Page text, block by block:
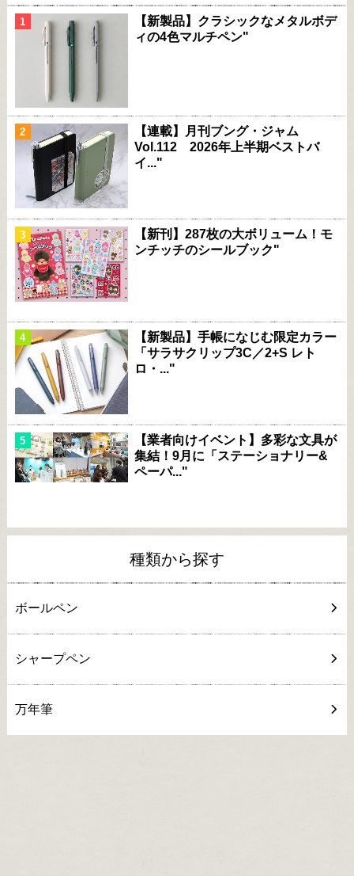
【新製品】クラシックなメタルボデ
ィの4色マルチペン"
【連載】月刊ブング・ジャム
Vol.112 2026年上半期ベストバ
イ..."
【新刊】287枚の大ボリューム！モ
ンチッチのシールブック"
【新製品】手帳になじむ限定カラー
「サラサクリップ3C／2+S レト
ロ・..."
【業者向けイベント】多彩な文具が
集結！9月に「ステーショナリー&
ペーパ..."
種類から探す
ボールペン
シャープペン
万年筆